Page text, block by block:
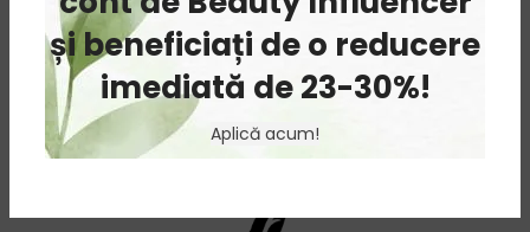
și beneficiați de o reducere
imediată de 23-30%!
Aplică acum!
A LACUS BIBENDUM PULVINAR